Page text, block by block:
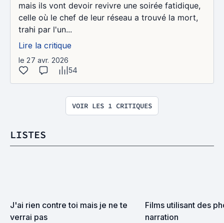
mais ils vont devoir revivre une soirée fatidique,
celle où le chef de leur réseau a trouvé la mort,
trahi par l'un...
Lire la critique
le 27 avr. 2026
54
VOIR LES 1 CRITIQUES
LISTES
J'ai rien contre toi mais je ne te
verrai pas
Films utilisant des
narration